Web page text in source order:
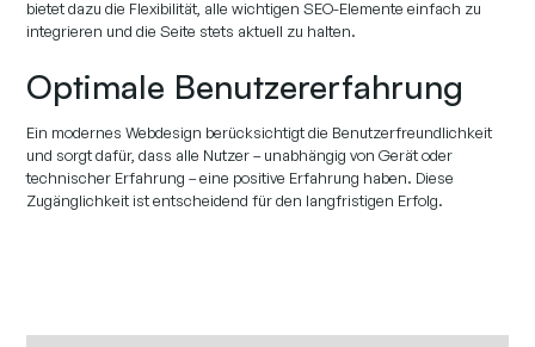
bietet dazu die Flexibilität, alle wichtigen SEO-Elemente einfach zu
integrieren und die Seite stets aktuell zu halten.
Optimale Benutzererfahrung
Ein modernes Webdesign berücksichtigt die Benutzerfreundlichkeit
und sorgt dafür, dass alle Nutzer – unabhängig von Gerät oder
technischer Erfahrung – eine positive Erfahrung haben. Diese
Zugänglichkeit ist entscheidend für den langfristigen Erfolg.